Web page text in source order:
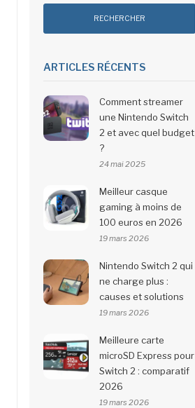
ARTICLES RÉCENTS
Comment streamer
une Nintendo Switch
2 et avec quel budget
?
24 mai 2025
Meilleur casque
gaming à moins de
100 euros en 2026
19 mars 2026
Nintendo Switch 2 qui
ne charge plus :
causes et solutions
19 mars 2026
Meilleure carte
microSD Express pour
Switch 2 : comparatif
2026
19 mars 2026